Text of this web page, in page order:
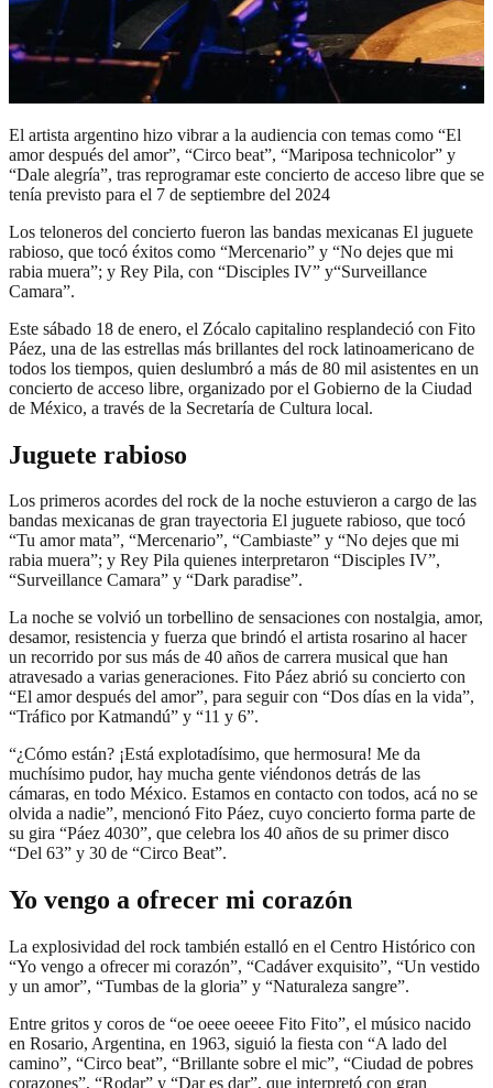
El artista argentino hizo vibrar a la audiencia con temas como “El
amor después del amor”, “Circo beat”, “Mariposa technicolor” y
“Dale alegría”, tras reprogramar este concierto de acceso libre que se
tenía previsto para el 7 de septiembre del 2024
Los teloneros del concierto fueron las bandas mexicanas El juguete
rabioso, que tocó éxitos como “Mercenario” y “No dejes que mi
rabia muera”; y Rey Pila, con “Disciples IV” y“Surveillance
Camara”.
Este sábado 18 de enero, el Zócalo capitalino resplandeció con Fito
Páez, una de las estrellas más brillantes del rock latinoamericano de
todos los tiempos, quien deslumbró a más de 80 mil asistentes en un
concierto de acceso libre, organizado por el Gobierno de la Ciudad
de México, a través de la Secretaría de Cultura local.
Juguete rabioso
Los primeros acordes del rock de la noche estuvieron a cargo de las
bandas mexicanas de gran trayectoria El juguete rabioso, que tocó
“Tu amor mata”, “Mercenario”, “Cambiaste” y “No dejes que mi
rabia muera”; y Rey Pila quienes interpretaron “Disciples IV”,
“Surveillance Camara” y “Dark paradise”.
La noche se volvió un torbellino de sensaciones con nostalgia, amor,
desamor, resistencia y fuerza que brindó el artista rosarino al hacer
un recorrido por sus más de 40 años de carrera musical que han
atravesado a varias generaciones. Fito Páez abrió su concierto con
“El amor después del amor”, para seguir con “Dos días en la vida”,
“Tráfico por Katmandú” y “11 y 6”.
“¿Cómo están? ¡Está explotadísimo, que hermosura! Me da
muchísimo pudor, hay mucha gente viéndonos detrás de las
cámaras, en todo México. Estamos en contacto con todos, acá no se
olvida a nadie”, mencionó Fito Páez, cuyo concierto forma parte de
su gira “Páez 4030”, que celebra los 40 años de su primer disco
“Del 63” y 30 de “Circo Beat”.
Yo vengo a ofrecer mi corazón
La explosividad del rock también estalló en el Centro Histórico con
“Yo vengo a ofrecer mi corazón”, “Cadáver exquisito”, “Un vestido
y un amor”, “Tumbas de la gloria” y “Naturaleza sangre”.
Entre gritos y coros de “oe oeee oeeee Fito Fito”, el músico nacido
en Rosario, Argentina, en 1963, siguió la fiesta con “A lado del
camino”, “Circo beat”, “Brillante sobre el mic”, “Ciudad de pobres
corazones”, “Rodar” y “Dar es dar”, que interpretó con gran